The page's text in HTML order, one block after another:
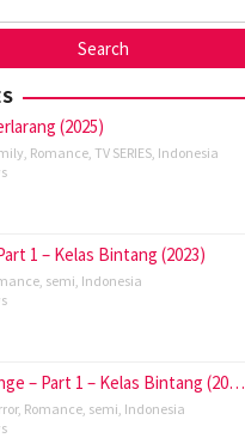
(2025)
Romance TV SERIES Indonesia
1 – Kelas Bintang (2023)
semi Indonesia
– Part 1 – Kelas Bintang (20…
, Romance semi Indonesia